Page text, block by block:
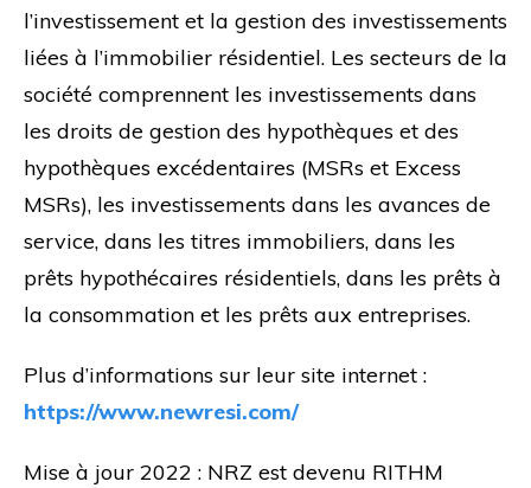
l’investissement et la gestion des investissements
liées à l’immobilier résidentiel. Les secteurs de la
société comprennent les investissements dans
les droits de gestion des hypothèques et des
hypothèques excédentaires (MSRs et Excess
MSRs), les investissements dans les avances de
service, dans les titres immobiliers, dans les
prêts hypothécaires résidentiels, dans les prêts à
la consommation et les prêts aux entreprises.
Plus d’informations sur leur site internet :
https://www.newresi.com/
Mise à jour 2022 : NRZ est devenu RITHM